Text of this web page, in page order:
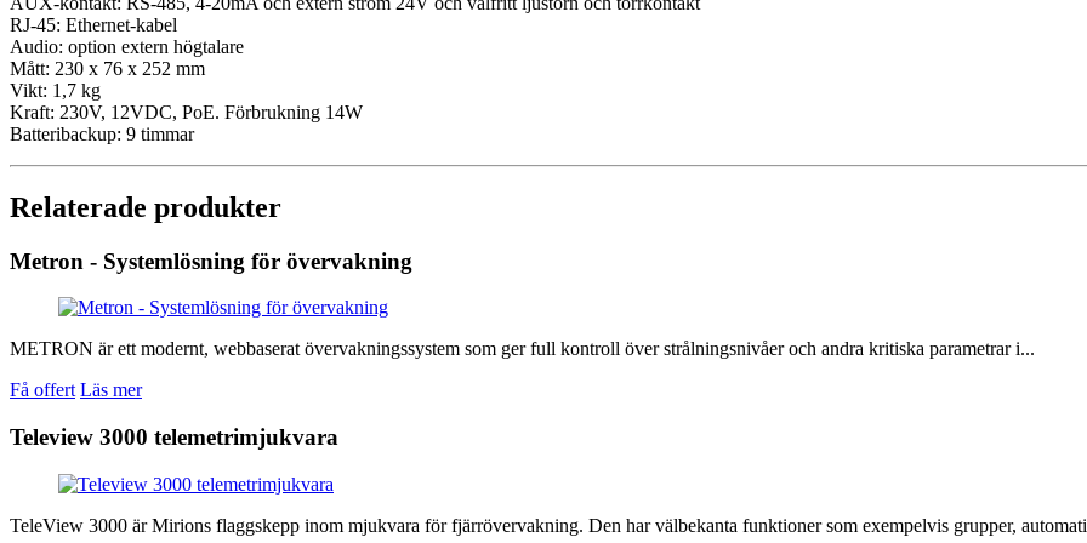
RJ-45: Ethernet-kabel
Audio: option extern högtalare
Mått: 230 x 76 x 252 mm
Vikt: 1,7 kg
Kraft: 230V, 12VDC, PoE. Förbrukning 14W
Batteribackup: 9 timmar
Relaterade produkter
Metron - Systemlösning för övervakning
METRON är ett modernt, webbaserat övervakningssystem som ger full kontroll över strålningsnivåer och andra kritiska parametrar i...
Få offert Läs mer
Teleview 3000 telemetrimjukvara
TeleView 3000 är Mirions flaggskepp inom mjukvara för fjärrövervakning. Den har välbekanta funktioner som exempelvis grupper,